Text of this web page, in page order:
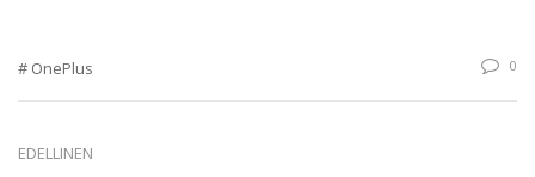
OnePlus 0
EDELLINEN